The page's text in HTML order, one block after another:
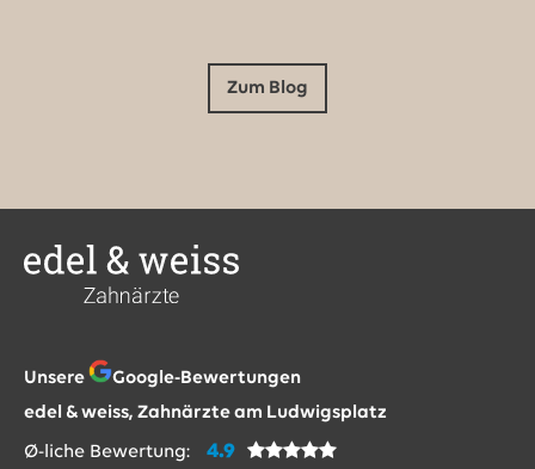
Zum Blog
Unsere
Google-Bewertungen
edel & weiss, Zahnärzte am Ludwigsplatz
Ø-liche Bewertung: 4.9